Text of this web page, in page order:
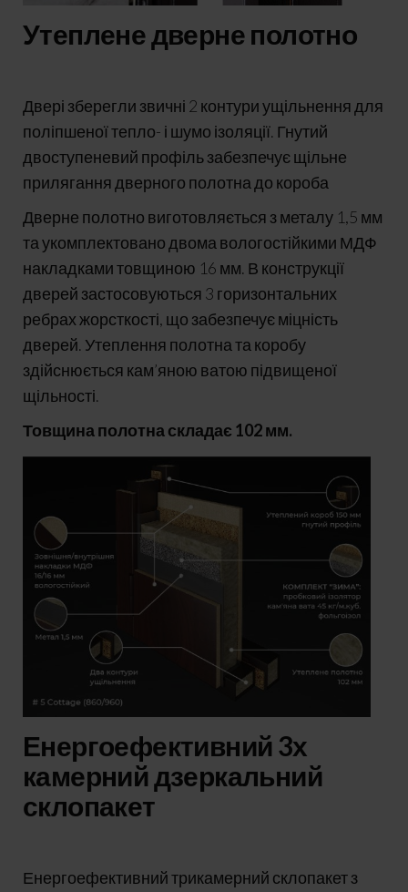
Утеплене дверне полотно
Двері зберегли звичні 2 контури ущільнення для
поліпшеної тепло- і шумо ізоляції. Гнутий
двоступеневий профіль забезпечує щільне
прилягання дверного полотна до короба
Дверне полотно виготовляється з металу 1,5 мм
та укомплектовано двома вологостійкими МДФ
накладками товщиною 16 мм. В конструкції
дверей застосовуються 3 горизонтальних
ребрах жорсткості, що забезпечує міцність
дверей. Утеплення полотна та коробу
здійснюється кам’яною ватою підвищеної
щільності.
Товщина полотна складає 102 мм.
Енергоефективний 3х
камерний дзеркальний
склопакет
Енергоефективний трикамерний склопакет з